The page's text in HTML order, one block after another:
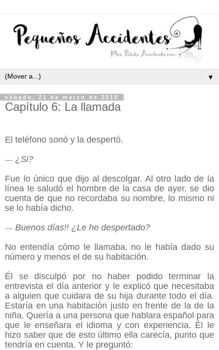
▼
sábado, 21 de marzo de 2015
Capítulo 6: La llamada
El teléfono sonó y la despertó.
— ¿Si?
Fue lo único que dijo al descolgar. Al otro lado de la
línea le saludó el hombre de la casa de ayer, se dio
cuenta de que no recordaba su nombre, lo mismo ni
se lo había dicho.
— Buenos días!! ¿Le he despertado?
No entendía cómo le llamaba, no le había dado su
número y menos el de su habitación.
Él se disculpó por no haber podido terminar la
entrevista el día anterior y le explicó que necesitaba
a alguien que cuidara de su hija durante todo el día.
Estaría en una habitación justo en frente de la de la
niña. Quería a una persona que hablara español para
que le enseñara el idioma y con experiencia. Él le
hizo saber que de esto último ella carecía, punto que
tendría en cuenta. Y le preguntó: